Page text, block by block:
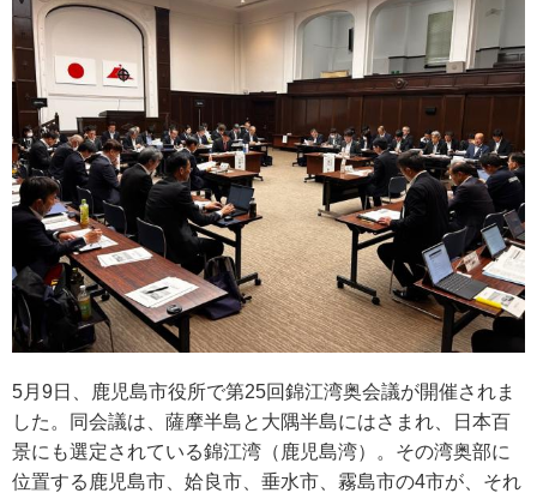
5月9日、鹿児島市役所で第25回錦江湾奥会議が開催されま
した。同会議は、薩摩半島と大隅半島にはさまれ、日本百
景にも選定されている錦江湾（鹿児島湾）。その湾奥部に
位置する鹿児島市、姶良市、垂水市、霧島市の4市が、それ